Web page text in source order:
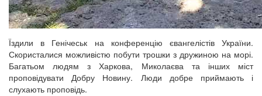
Їздили в Генічеськ на конференцію євангелістів України.
Скористалися можливістю побути трошки з дружиною на морі.
Багатьом людям з Харкова, Миколаєва та інших міст
проповідувати Добру Новину. Люди добре приймають і
слухають проповідь.